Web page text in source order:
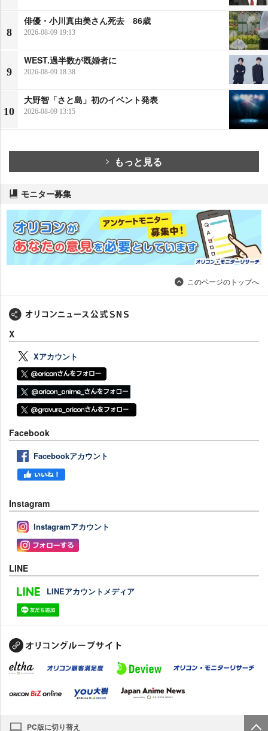
8
俳優・小川真由美さん死去 86歳
2026-08-09 19:13
9
WEST.過半数が既婚者に
2026-08-09 18:38
10
大野智「さと島」初のイベント発表
2026-08-09 13:15
もっと見る
モニター募集
このページのトップへ
X
Xアカウント
Facebook
Facebookアカウント
Instagram
Instagramアカウント
LINE
LINEアカウントメディア
PC版に切り替え